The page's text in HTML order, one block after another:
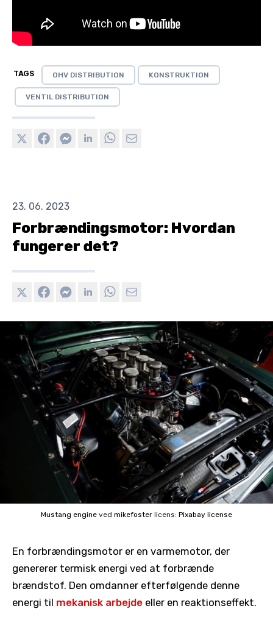
TAGS OHV DISTRIBUTION KONSTRUKTION
VENTIL DISTRIBUTION
23. 06. 2023
Forbrændingsmotor: Hvordan
fungerer det?
Mustang engine ved mikefoster licens: Pixabay license
En forbrændingsmotor er en varmemotor, der
genererer termisk energi ved at forbrænde
brændstof. Den omdanner efterfølgende denne
energi til mekanisk arbejde eller en reaktionseffekt.